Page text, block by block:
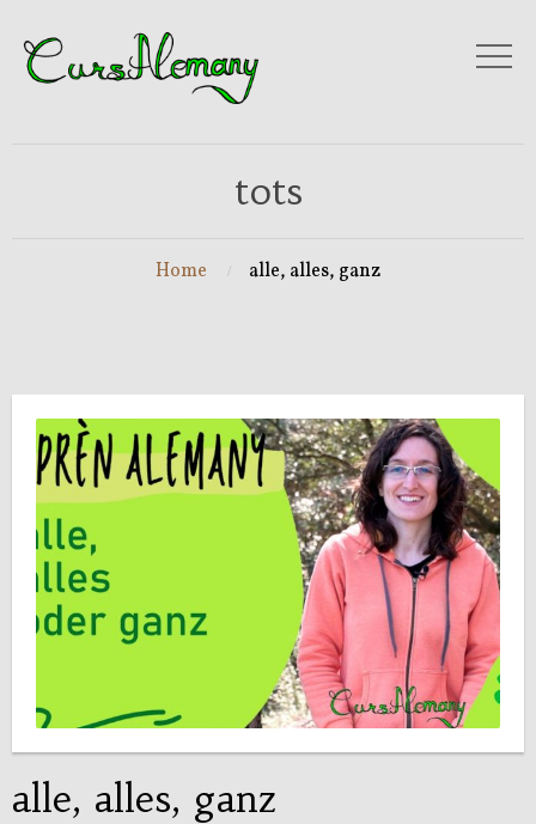
tots
Home alle, alles, ganz
alle, alles, ganz